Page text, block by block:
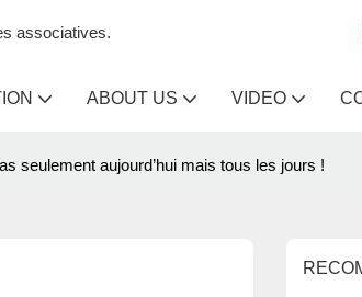
associatives.
ABOUT US VIDEO
seulement aujourd’hui mais tous les jours !